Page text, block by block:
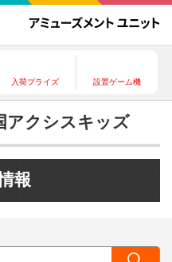
入荷プライズ 設置ゲーム機
アクシスキッズ
報